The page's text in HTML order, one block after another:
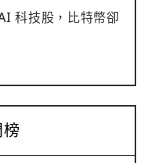
科技股，比特幣卻